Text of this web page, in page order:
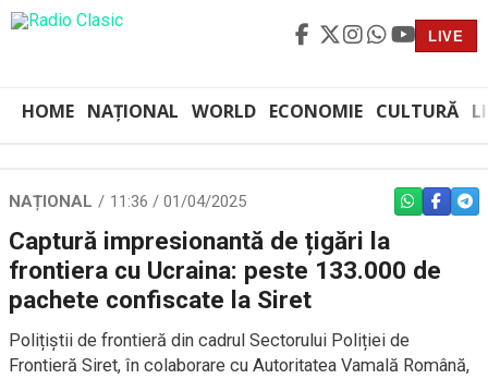
LIVE
HOME NAȚIONAL WORLD ECONOMIE CULTURĂ
NAȚIONAL 11:36 / 01/04/2025 WHATSAPP
Captură impresionantă de țigări la
frontiera cu Ucraina: peste 133.000 de
pachete confiscate la Siret
Polițiștii de frontieră din cadrul Sectorului Poliției de
Frontieră Siret, în colaborare cu Autoritatea Vamală Română,